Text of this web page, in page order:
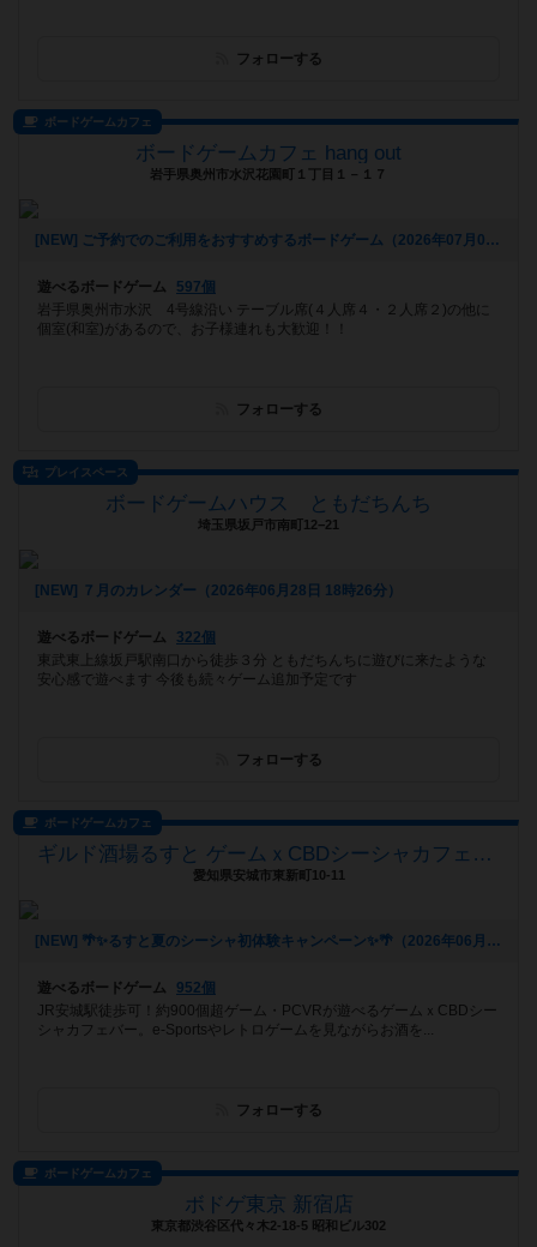
フォローする
ボードゲームカフェ
ボードゲームカフェ hang out
岩手県奥州市水沢花園町１丁目１－１７
[NEW] ご予約でのご利用をおすすめするボードゲーム（2026年07月04日 11時59分）
遊べるボードゲーム
597個
岩手県奥州市水沢 4号線沿い テーブル席(４人席４・２人席２)の他に
個室(和室)があるので、お子様連れも大歓迎！！
フォローする
プレイスペース
ボードゲームハウス ともだちんち
埼玉県坂戸市南町12−21
[NEW] ７月のカレンダー（2026年06月28日 18時26分）
遊べるボードゲーム
322個
東武東上線坂戸駅南口から徒歩３分 ともだちんちに遊びに来たような
安心感で遊べます 今後も続々ゲーム追加予定です
フォローする
ボードゲームカフェ
ギルド酒場るすと ゲームｘCBDシーシャカフェバー
愛知県安城市東新町10-11
[NEW] 🌴✨るすと夏のシーシャ初体験キャンペーン✨🌴（2026年06月03日 02時03分）
遊べるボードゲーム
952個
JR安城駅徒歩可！約900個超ゲーム・PCVRが遊べるゲームｘCBDシー
シャカフェバー。e-Sportsやレトロゲームを見ながらお酒を...
フォローする
ボードゲームカフェ
ボドゲ東京 新宿店
東京都渋谷区代々木2-18-5 昭和ビル302